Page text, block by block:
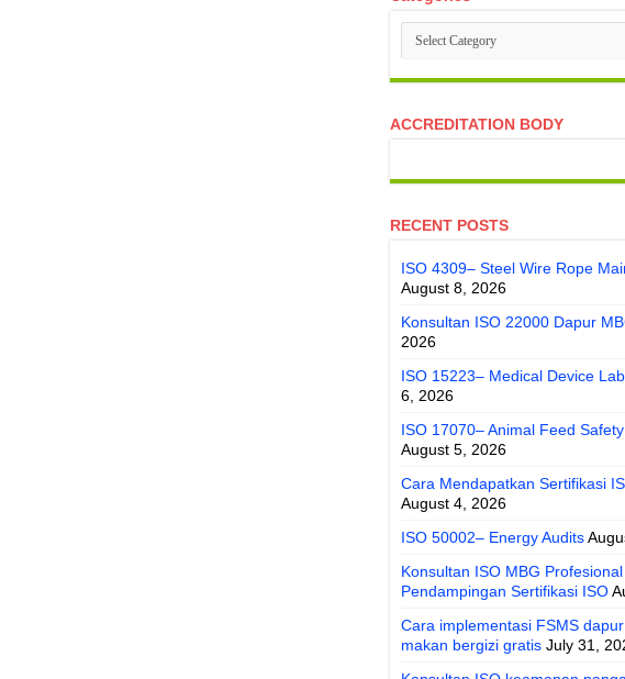
Categories
ACCREDITATION BODY
RECENT POSTS
ISO 4309– Steel Wire Rope
August 8, 2026
Konsultan ISO 22000 Dapur
2026
ISO 15223– Medical Device
6, 2026
ISO 17070– Animal Feed
August 5, 2026
Cara Mendapatkan Sertifikasi
August 4, 2026
ISO 50002– Energy Audits
Konsultan ISO MBG Profesional
Pendampingan Sertifikasi ISO
Cara implementasi FSMS
makan bergizi gratis July 31,